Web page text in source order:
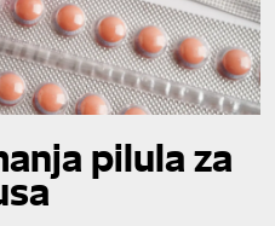
pilula za